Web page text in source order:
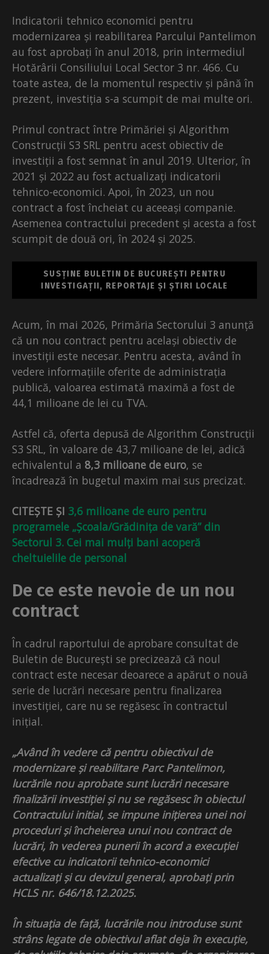
Indicatorii tehnico economici pentru
modernizarea și reabilitarea Parcului Pantelimon
au fost aprobați în anul 2018, prin intermediul
Hotărârii Consiliului Local Sector 3 nr. 466. Cu
toate astea, de la momentul respectiv și până în
prezent, investiția s-a scumpit de mai multe ori.
Primul contract între Primăriei și Algorithm
Construcții S3 SRL pentru acest obiectiv de
investiții a fost semnat în anul 2019. Ulterior, în
2021 și 2022 au fost actualizați indicatorii
tehnico-economici. Apoi, în 2023, un nou
contract a fost încheiat cu aceeași companie.
Asemenea contractului precedent și acesta a fost
scumpit de două ori, în 2024 și 2025.
SUSȚINE BULETIN DE BUCUREȘTI PENTRU
INVESTIGAȚII, REPORTAJE ȘI ȘTIRI LOCALE
Acum, în mai 2026, Primăria Sectorului 3 anunță
că un nou contract pentru același obiectiv de
investiții este necesar. Pentru acesta, având în
vedere informațiile oferite de administrația
publică, valoarea estimată maximă a fost de
44,1 milioane de lei cu TVA.
Astfel că, oferta depusă de Algorithm Construcții
S3 SRL, în valoare de 43,7 milioane de lei, adică
echivalentul a 8,3 milioane de euro, se
încadrează în bugetul maxim mai sus precizat.
CITEȘTE ȘI 3,6 milioane de euro pentru
programele „Școala/Grădinița de vară” din
Sectorul 3. Cei mai mulți bani acoperă
cheltuielile de personal
De ce este nevoie de un nou
contract
În cadrul raportului de aprobare consultat de
Buletin de București se precizează că noul
contract este necesar deoarece a apărut o nouă
serie de lucrări necesare pentru finalizarea
investiției, care nu se regăsesc în contractul
inițial.
„Având în vedere că pentru obiectivul de
modernizare și reabilitare Parc Pantelimon,
lucrările nou aprobate sunt lucrări necesare
finalizării investiției și nu se regăsesc în obiectul
Contractului initial, se impune inițierea unei noi
proceduri și încheierea unui nou contract de
lucrări, în vederea punerii în acord a execuției
efective cu indicatorii tehnico-economici
actualizați și cu devizul general, aprobați prin
HCLS nr. 646/18.12.2025.
În situația de față, lucrările nou introduse sunt
strâns legate de obiectivul aflat deja în execuție,